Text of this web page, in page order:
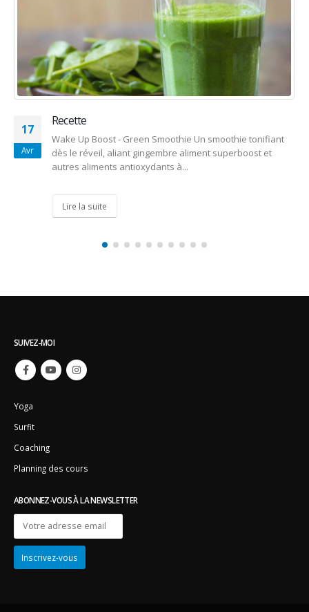
17
Avr
Recette
Wake Up Boost - Green Smoothie Un smoothie tonifiant
dès le réveil, aliant gingembre aliment superboost et
autres aliments antioxydants à...
Lire la suite
SUIVEZ-MOI
Yoga
Surfit
Coaching
Planning des cours
ABONNEZ-VOUS À LA NEWSLETTER